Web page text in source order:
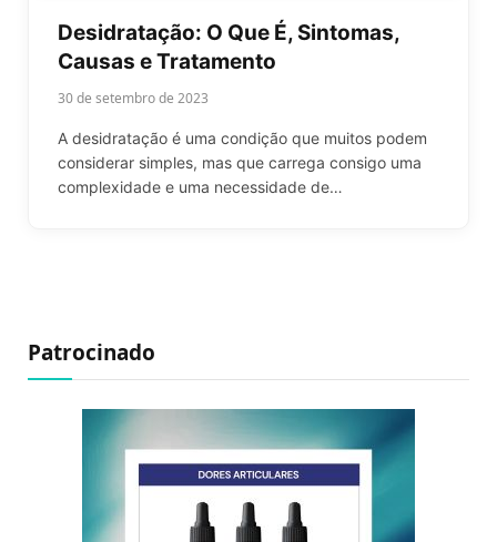
Desidratação: O Que É, Sintomas,
Causas e Tratamento
30 de setembro de 2023
A desidratação é uma condição que muitos podem
considerar simples, mas que carrega consigo uma
complexidade e uma necessidade de…
Patrocinado